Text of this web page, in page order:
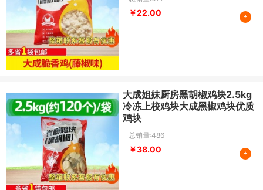
￥22.00 +
大成姐妹厨房黑胡椒鸡块2.5kg
冷冻上校鸡块大成黑椒鸡块优质
鸡块
总销量:486
￥38.00 +